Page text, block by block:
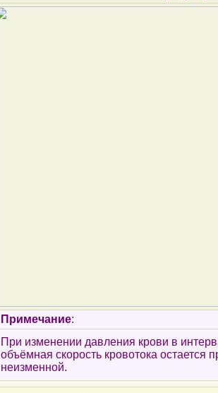
Примечание:
При изменении давления крови в
объёмная скорость кровотока остается
неизменной.